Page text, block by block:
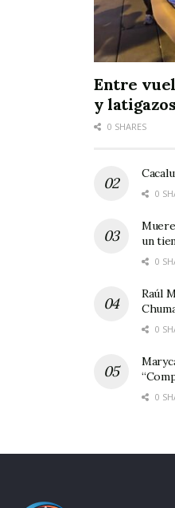
Al finalizar, el
alumnos participantes
antes agradecerles su
Entre
y latigazos
0 SHARES
0
un
0
Raúl
0
0